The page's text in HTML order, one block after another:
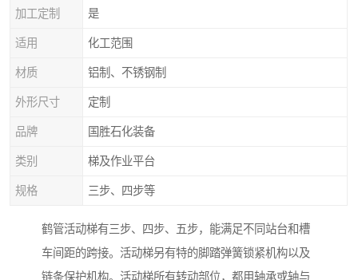
加工定制 是
适用 化工范围
材质 铝制、不锈钢制
外形尺寸 定制
品牌 国胜石化装备
类别 梯及作业平台
规格 三步、四步等
鹤管活动梯有三步、四步、五步，能满足不同站台和槽
车间距的跨接。活动梯另有特的脚踏弹簧锁紧机构以及
链条保护机构。活动梯所有转动部位，都用轴承或轴与